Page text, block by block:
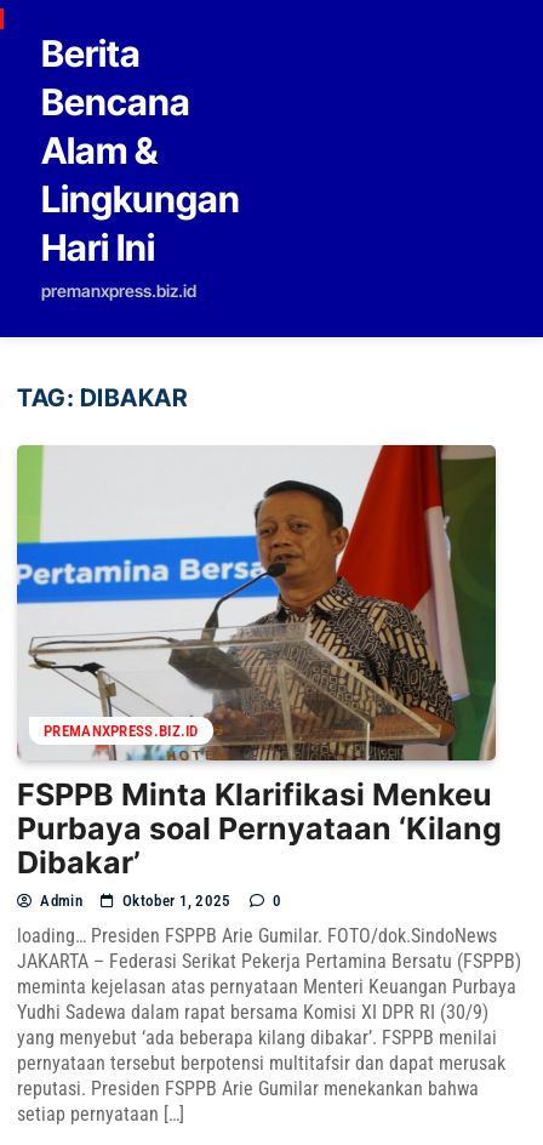
Skip to content
Berita
Bencana
Alam &
Lingkungan
Hari Ini
premanxpress.biz.id
TAG: DIBAKAR
PREMANXPRESS.BIZ.ID
FSPPB Minta Klarifikasi Menkeu
Purbaya soal Pernyataan ‘Kilang
Dibakar’
Admin Oktober 1, 2025 0
loading… Presiden FSPPB Arie Gumilar. FOTO/dok.SindoNews
JAKARTA – Federasi Serikat Pekerja Pertamina Bersatu (FSPPB)
meminta kejelasan atas pernyataan Menteri Keuangan Purbaya
Yudhi Sadewa dalam rapat bersama Komisi XI DPR RI (30/9)
yang menyebut ‘ada beberapa kilang dibakar’. FSPPB menilai
pernyataan tersebut berpotensi multitafsir dan dapat merusak
reputasi. Presiden FSPPB Arie Gumilar menekankan bahwa
setiap pernyataan […]